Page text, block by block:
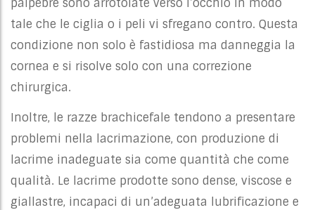
palpebre sono arrotolate verso l’occhio in modo
tale che le ciglia o i peli vi sfregano contro. Questa
condizione non solo è fastidiosa ma danneggia la
cornea e si risolve solo con una correzione
chirurgica.
Inoltre, le razze brachicefale tendono a presentare
problemi nella lacrimazione, con produzione di
lacrime inadeguate sia come quantità che come
qualità. Le lacrime prodotte sono dense, viscose e
giallastre, incapaci di un’adeguata lubrificazione e